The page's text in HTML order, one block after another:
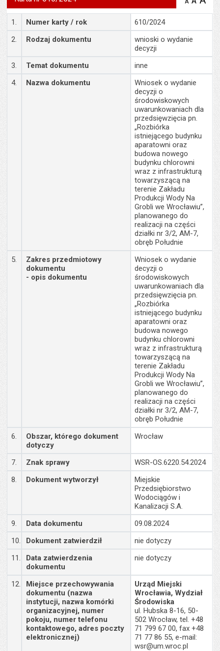
A zmniejsz
stronie
Szczegóły
1. Numer karty / rok
610/2024
2.
Rodzaj dokumentu
wnioski o wydanie
decyzji
3.
Temat dokumentu
inne
4.
Nazwa dokumentu
Wniosek o wydanie
decyzji o
środowiskowych
uwarunkowaniach dla
przedsięwzięcia pn.
„Rozbiórka
istniejącego budynku
aparatowni oraz
budowa nowego
budynku chlorowni
wraz z infrastrukturą
towarzyszącą na
terenie Zakładu
Produkcji Wody Na
Grobli we Wrocławiu”,
planowanego do
realizacji na części
działki nr 3/2, AM-7,
obręb Południe
5.
Zakres przedmiotowy
dokumentu
- opis dokumentu
Wniosek o wydanie
decyzji o
środowiskowych
uwarunkowaniach dla
przedsięwzięcia pn.
„Rozbiórka
istniejącego budynku
aparatowni oraz
budowa nowego
budynku chlorowni
wraz z infrastrukturą
towarzyszącą na
terenie Zakładu
Produkcji Wody Na
Grobli we Wrocławiu”,
planowanego do
realizacji na części
działki nr 3/2, AM-7,
obręb Południe
6.
Obszar, którego dokument
dotyczy
Wrocław
7. Znak sprawy
WSR-OS.6220.54.2024
8.
Dokument wytworzył
Miejskie
Przedsiębiorstwo
Wodociągów i
Kanalizacji S.A.
9.
Data dokumentu
09.08.2024
10.
Dokument zatwierdził
nie dotyczy
11.
Data zatwierdzenia
dokumentu
nie dotyczy
12.
Miejsce przechowywania
dokumentu (nazwa
instytucji, nazwa komórki
organizacyjnej, numer
pokoju, numer telefonu
kontaktowego, adres poczty
elektronicznej)
Urząd Miejski
Wrocławia, Wydział
Środowiska
ul. Hubska 8-16, 50-
502 Wrocław, tel. +48
71 799 67 00, fax +48
71 77 86 55, e-mail:
wsr@um.wroc.pl